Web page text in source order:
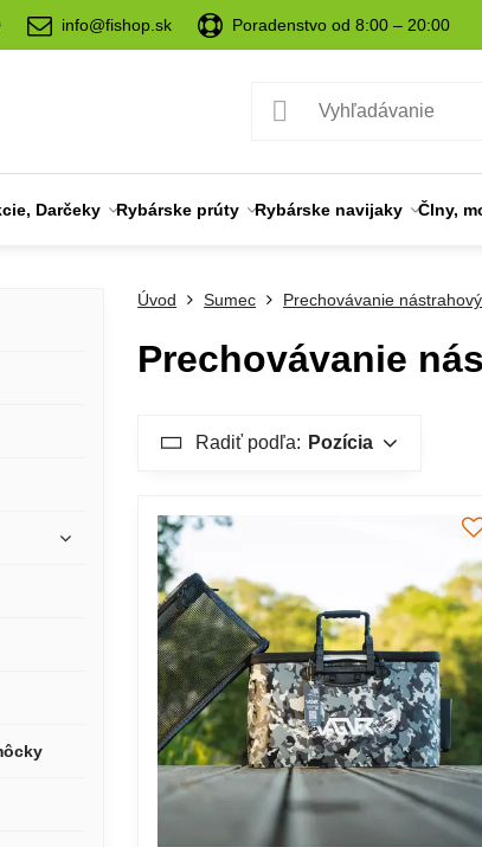
info@fishop.sk Poradenstvo od 8:00 – 20:00
Darčeky Rybárske prúty Rybárske navijaky Člny,
Úvod Sumec Prechovávanie
Prechovávanie
Radiť podľa: Pozícia